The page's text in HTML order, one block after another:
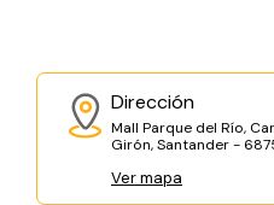
Dirección
Mall Parque del Río,
Girón, Santander -
Ver mapa